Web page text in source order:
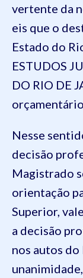
vertente da
eis que o
Estado do
ESTUDOS
DO RIO DE
Nesse
decisão
Magistrado
orientação
Superior,
a decisão
nos autos do